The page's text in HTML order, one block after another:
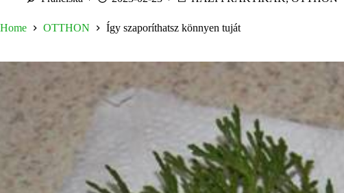
Home OTTHON Így szaporíthatsz könnyen tuját